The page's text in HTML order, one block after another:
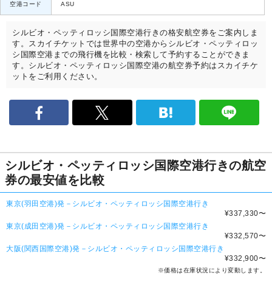
空港コード ASU
シルビオ・ペッティロッシ国際空港行きの格安航空券をご案内しま
す。スカイチケットでは世界中の空港からシルビオ・ペッティロッ
シ国際空港までの飛行機を比較・検索して予約することができま
す。シルビオ・ペッティロッシ国際空港の航空券予約はスカイチケ
ットをご利用ください。
シルビオ・ペッティロッシ国際空港行きの航空
券の最安値を比較
東京(羽田空港)発－シルビオ・ペッティロッシ国際空港行き
¥337,330〜
東京(成田空港)発－シルビオ・ペッティロッシ国際空港行き
¥332,570〜
大阪(関西国際空港)発－シルビオ・ペッティロッシ国際空港行き
¥332,900〜
※価格は在庫状況により変動します。